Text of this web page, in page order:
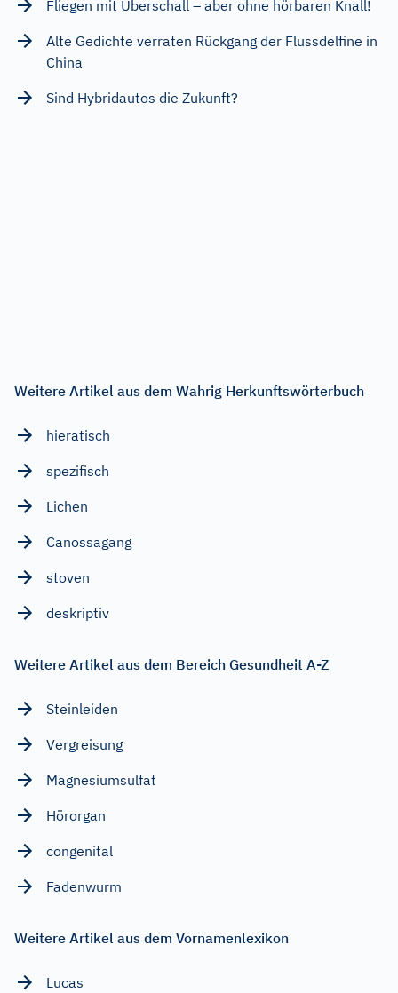
Fliegen mit Überschall – aber ohne hörbaren Knall!
Alte Gedichte verraten Rückgang der Flussdelfine in
China
Sind Hybridautos die Zukunft?
Weitere Artikel aus dem Wahrig Herkunftswörterbuch
hieratisch
spezifisch
Lichen
Canossagang
stoven
deskriptiv
Weitere Artikel aus dem Bereich Gesundheit A-Z
Steinleiden
Vergreisung
Magnesiumsulfat
Hörorgan
congenital
Fadenwurm
Weitere Artikel aus dem Vornamenlexikon
Lucas